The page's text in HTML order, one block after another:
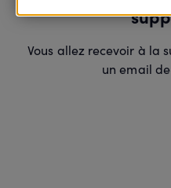
Vous allez recevoir à la
un email